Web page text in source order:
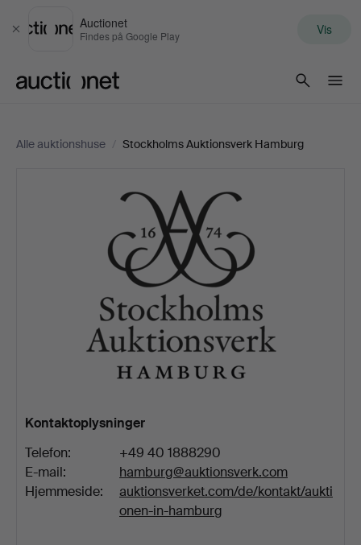
Luk
Auctionet
Findes på Google Play Vis
Alle auktionshuse / Stockholms Auktionsverk Hamburg
Stockholms
Auktionsverk
Hamburg
Kontaktoplysninger
Telefon:
+49 40 1888290
E-mail:
hamburg@auktionsverk.com
Hjemmeside:
auktionsverket.com/de/kontakt/aukti
onen-in-hamburg